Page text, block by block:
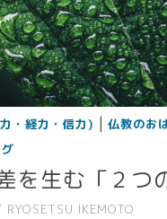
・経力・信力) | 仏教のお
を生む「２つ
RYOSETSU IKEMOTO